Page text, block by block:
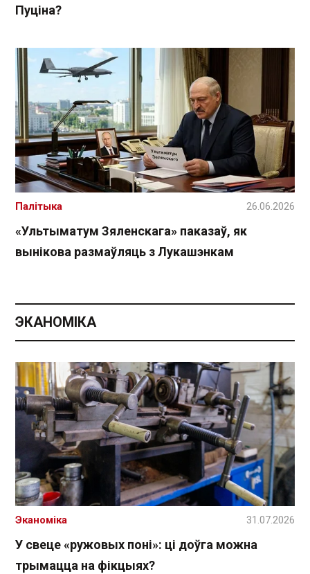
Пуціна?
«Ультыматум Зяленскага» паказаў, як
вынікова размаўляць з Лукашэнкам
Палітыка 26.06.2026
ЭКАНОМІКА
У свеце «ружовых поні»: ці доўга можна
трымацца на фікцыях?
Эканоміка 31.07.2026